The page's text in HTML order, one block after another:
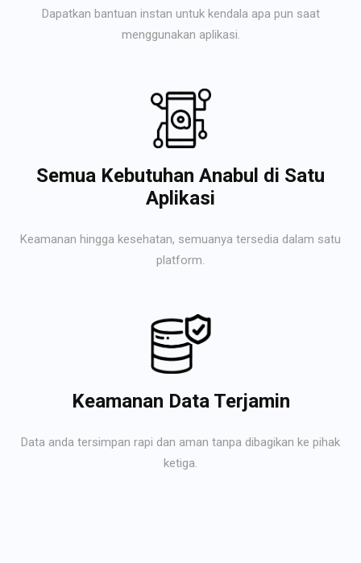
Dapatkan bantuan instan untuk kendala apa pun saat
menggunakan aplikasi.
Semua Kebutuhan Anabul di Satu
Aplikasi
Keamanan hingga kesehatan, semuanya tersedia dalam satu
platform.
Keamanan Data Terjamin
Data anda tersimpan rapi dan aman tanpa dibagikan ke pihak
ketiga.